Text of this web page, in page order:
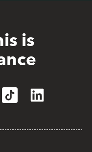
is